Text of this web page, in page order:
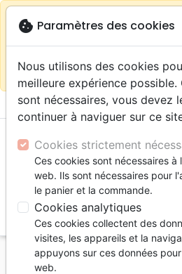
warningSelon votre
localisation (États-
sur la boutique La Maison de la
menu
Accueil Livres
Apologétique
cookie Paramètres des cookies
Nous utilisons des cookies
meilleure expérience
sont nécessaires, vous devez
continuer à naviguer sur ce
Cookies strictement
Ces cookies sont nécessaires
web. Ils sont nécessaires pour
le panier et la commande.
Cookies analytiques
Ces cookies collectent des
visites, les appareils et la
appuyons sur ces données
web.